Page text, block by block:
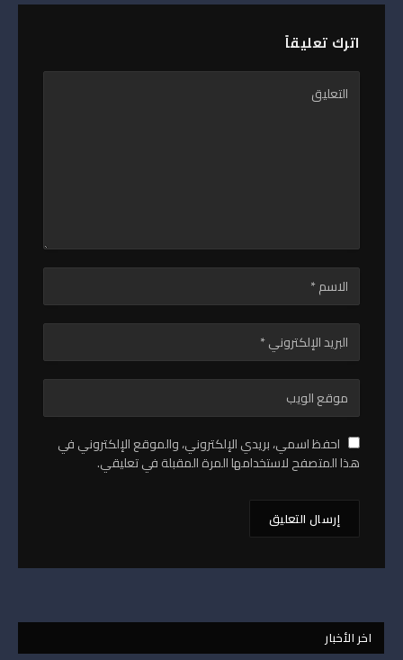
اترك تعليقاً
احفظ اسمي، بريدي الإلكتروني، والموقع الإلكتروني في
هذا المتصفح لاستخدامها المرة المقبلة في تعليقي.
اخر الأخبار